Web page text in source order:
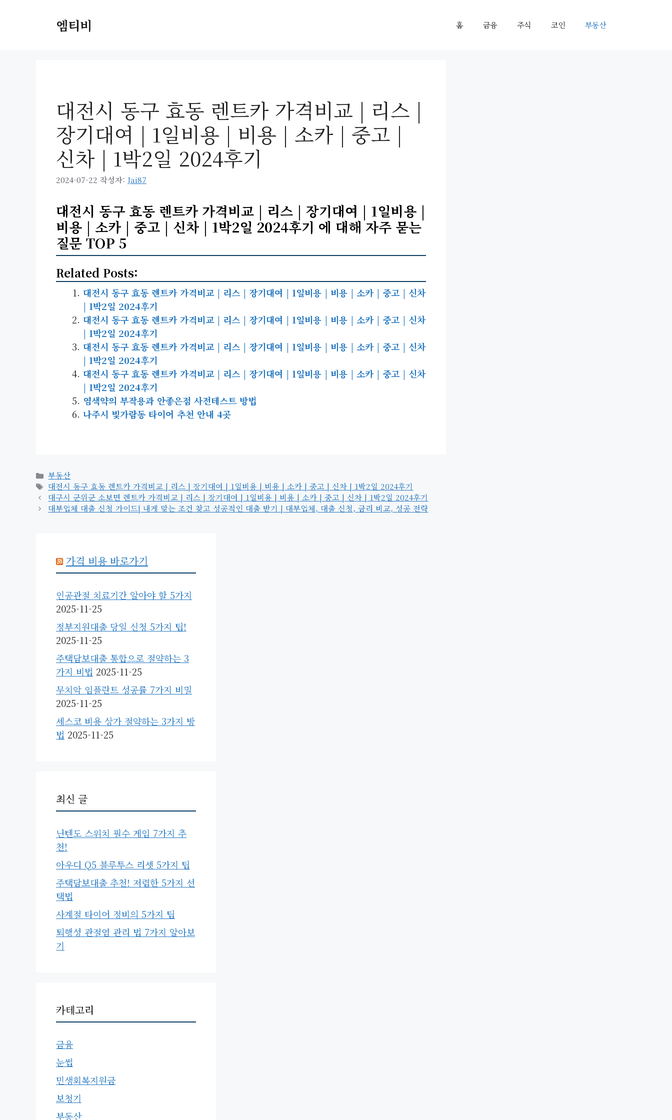
엠티비 홈 금융 주식 코인 부동산
대전시 동구 효동 렌트카 가격비교 | 리스 |
장기대여 | 1일비용 | 비용 | 소카 | 중고 |
신차 | 1박2일 2024후기
2024-07-22 작성자: Jai87
대전시 동구 효동 렌트카 가격비교 | 리스 | 장기대여 | 1일비용 |
비용 | 소카 | 중고 | 신차 | 1박2일 2024후기 에 대해 자주 묻는
질문 TOP 5
Related Posts:
대전시 동구 효동 렌트카 가격비교 | 리스 | 장기대여 | 1일비용 | 비용 | 소카 | 중고 | 신차
| 1박2일 2024후기
대전시 동구 효동 렌트카 가격비교 | 리스 | 장기대여 | 1일비용 | 비용 | 소카 | 중고 | 신차
| 1박2일 2024후기
대전시 동구 효동 렌트카 가격비교 | 리스 | 장기대여 | 1일비용 | 비용 | 소카 | 중고 | 신차
| 1박2일 2024후기
대전시 동구 효동 렌트카 가격비교 | 리스 | 장기대여 | 1일비용 | 비용 | 소카 | 중고 | 신차
| 1박2일 2024후기
염색약의 부작용과 안좋은점 사전테스트 방법
나주시 빛가람동 타이어 추천 안내 4곳
카
테
고
리
부동산
태
그
대전시 동구 효동 렌트카 가격비교 | 리스 | 장기대여 | 1일비용 | 비용 | 소카 | 중고 | 신차 | 1박2일 2024후기
대구시 군위군 소보면 렌트카 가격비교 | 리스 | 장기대여 | 1일비용 | 비용 | 소카 | 중고 | 신차 | 1박2일 2024후기
대부업체 대출 신청 가이드| 내게 맞는 조건 찾고 성공적인 대출 받기 | 대부업체, 대출 신청, 금리 비교, 성공 전략
가격 비용 바로가기
인공관절 치료기간 알아야 할 5가지
2025-11-25
정부지원대출 당일 신청 5가지 팁!
2025-11-25
주택담보대출 통합으로 절약하는 3
가지 비법 2025-11-25
무치악 임플란트 성공률 7가지 비밀
2025-11-25
세스코 비용 상가 절약하는 3가지 방
법 2025-11-25
최신 글
닌텐도 스위치 필수 게임 7가지 추
천!
아우디 Q5 블루투스 리셋 5가지 팁
주택담보대출 추천! 저렴한 5가지 선
택법
사계절 타이어 정비의 5가지 팁
퇴행성 관절염 관리 법 7가지 알아보
기
카테고리
금융
눈썹
민생회복지원금
보청기
부동산